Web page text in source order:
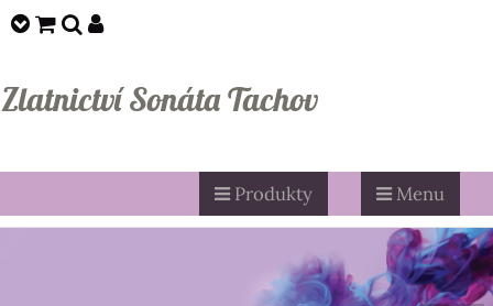
Zlatnictví Sonáta Tachov
Produkty Menu